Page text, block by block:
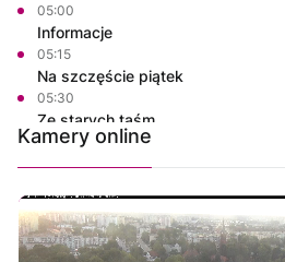
05:00
Informacje
05:15
Na szczęście piątek
05:30
Ze starych taśm
06:30
Informacje
Na szczęście piątek
07:00
Polskie Lasy
Kamery online